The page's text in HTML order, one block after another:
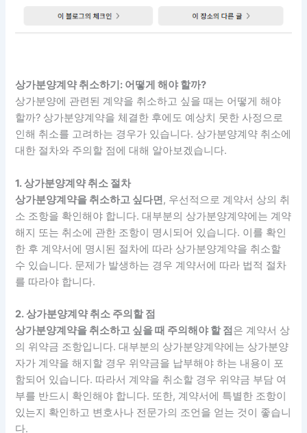
상가분양계약 취소하기: 어떻게 해야 할까?
상가분양에 관련된 계약을 취소하고 싶을 때는 어떻게 해야
할까? 상가분양계약을 체결한 후에도 예상치 못한 사정으로
인해 취소를 고려하는 경우가 있습니다. 상가분양계약 취소에
대한 절차와 주의할 점에 대해 알아보겠습니다.
1. 상가분양계약 취소 절차
상가분양계약을 취소하고 싶다면 , 우선적으로 계약서 상의 취
소 조항을 확인해야 합니다. 대부분의 상가분양계약에는 계약
해지 또는 취소에 관한 조항이 명시되어 있습니다. 이를 확인
한 후 계약서에 명시된 절차에 따라 상가분양계약을 취소할
수 있습니다. 문제가 발생하는 경우 계약서에 따라 법적 절차
를 따라야 합니다.
2. 상가분양계약 취소 주의할 점
상가분양계약을 취소하고 싶을 때 주의해야 할 점 은 계약서 상
의 위약금 조항입니다. 대부분의 상가분양계약에는 상가분양
자가 계약을 해지할 경우 위약금을 납부해야 하는 내용이 포
함되어 있습니다. 따라서 계약을 취소할 경우 위약금 부담 여
부를 반드시 확인해야 합니다. 또한, 계약서에 특별한 조항이
있는지 확인하고 변호사나 전문가의 조언을 얻는 것이 좋습니
다.